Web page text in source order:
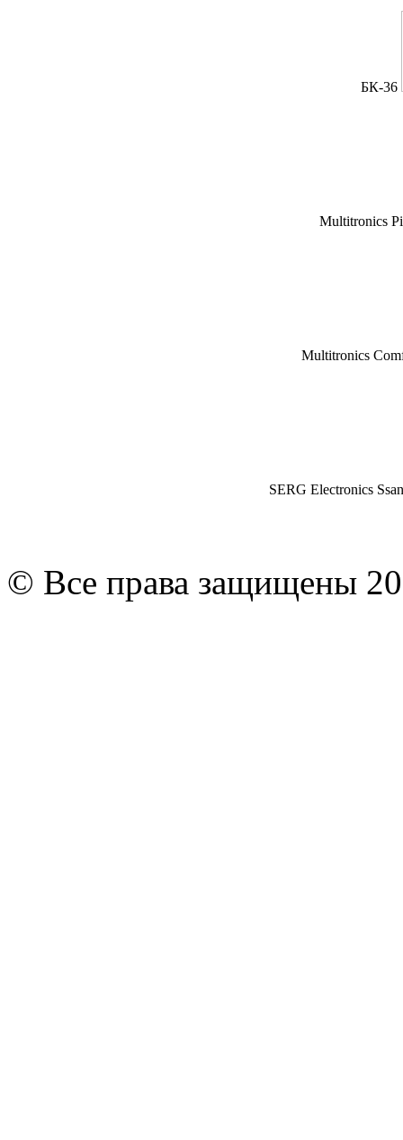
БК-36
Multitronics
Multitronics
SERG Electronics
© Все права защищены